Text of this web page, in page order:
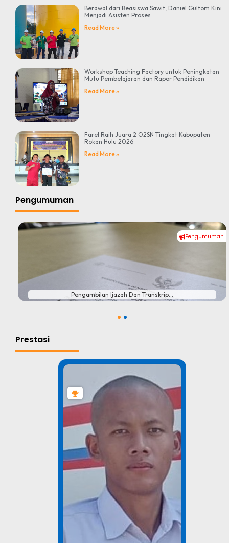
Berawal dari Beasiswa Sawit, Daniel Gultom Kini
Menjadi Asisten Proses
Read More »
Workshop Teaching Factory untuk Peningkatan
Mutu Pembelajaran dan Rapor Pendidikan
Read More »
Farel Raih Juara 2 O2SN Tingkat Kabupaten
Rokan Hulu 2026
Read More »
Pengumuman
Pengumuman
#
Pengambilan Ijazah Dan Transkrip...
Prestasi